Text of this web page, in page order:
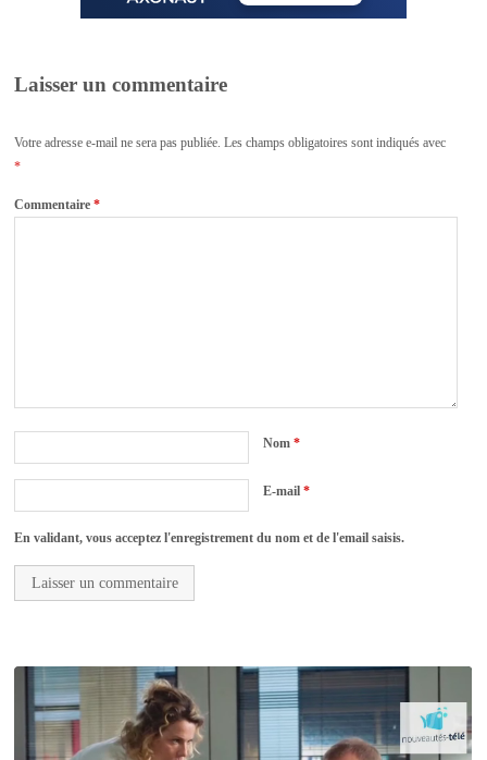
Laisser un commentaire
Votre adresse e-mail ne sera pas publiée. Les champs obligatoires sont indiqués avec
*
Commentaire*
Nom*
E-mail*
En validant, vous acceptez l'enregistrement du nom et de l'email saisis.